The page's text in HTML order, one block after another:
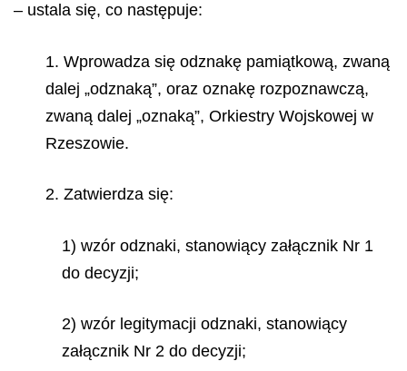
– ustala się, co następuje:
1. Wprowadza się odznakę pamiątkową, zwaną
dalej „odznaką”, oraz oznakę rozpoznawczą,
zwaną dalej „oznaką”, Orkiestry Wojskowej w
Rzeszowie.
2. Zatwierdza się:
1) wzór odznaki, stanowiący załącznik Nr 1
do decyzji;
2) wzór legitymacji odznaki, stanowiący
załącznik Nr 2 do decyzji;